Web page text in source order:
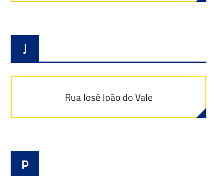
J
Rua José João do Vale
P